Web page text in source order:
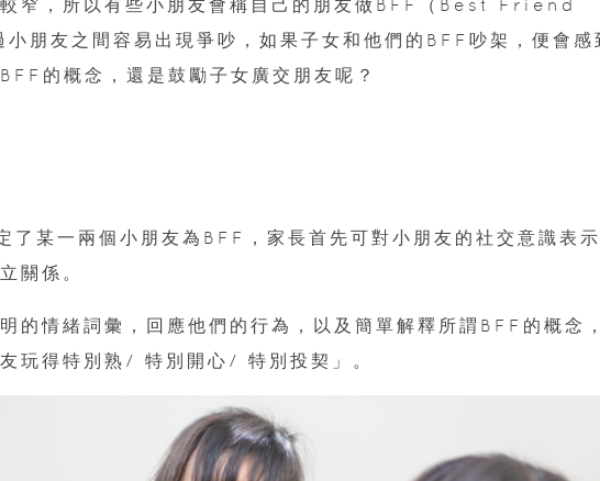
窄，所以有些小朋友會稱自己的朋友做BFF（Best Friend
朋友之間容易出現爭吵，如果子女和他們的BFF吵架，便會感
的概念，還是鼓勵子女廣交朋友呢？
某一兩個小朋友為BFF，家長首先可對小朋友的社交意識表示
關係。
的情緒詞彙，回應他們的行為，以及簡單解釋所謂BFF的概念，
玩得特別熟/ 特別開心/ 特別投契」。